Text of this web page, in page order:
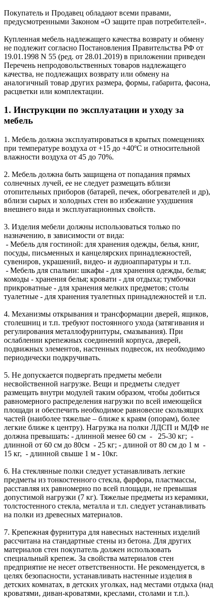
Покупатель и Продавец обладают всеми правами,
предусмотренными Законом «О защите прав потребителей».
Купленная мебель надлежащего качества возврату и обмену
не подлежит согласно Постановления Правительства РФ от
19.01.1998 N 55 (ред. от 28.01.2019) в приложении приведен
Перечень непродовольственных товаров надлежащего
качества, не подлежащих возврату или обмену на
аналогичный товар других размера, формы, габарита, фасона,
расцветки или комплектации.
1. Инструкции по эксплуатации и уходу за
мебель
1. Мебель должна эксплуатироваться в крытых помещениях
при температуре воздуха от +15 до +40ºС и относительной
влажности воздуха от 45 до 70%.
2. Мебель должна быть защищена от попадания прямых
солнечных лучей, ее не следует размещать вблизи
отопительных приборов (батарей, печек, обогревателей и др),
вблизи сырых и холодных стен во избежание ухудшения
внешнего вида и эксплуатационных свойств.
3. Изделия мебели должны использоваться только по
назначению, в зависимости от вида:
- Мебель для гостиной: для хранения одежды, белья, книг,
посуды, письменных и канцелярских принадлежностей,
сувениров, украшений, видео- и аудиоаппаратуры и т.п.
- Мебель для спальни: шкафы - для хранения одежды, белья;
комоды - хранения белья; кровати - для отдыха; тумбочки
прикроватные - для хранения мелких предметов; столы
туалетные - для хранения туалетных принадлежностей и т.п.
4. Механизмы открывания и трансформации дверей, ящиков,
столешниц и т.п. требуют постоянного ухода (затягивания и
регулирования металлофурнитуры, смазывания). При
ослаблении крепежных соединений корпуса, дверей,
подвижных элементов, настенных подвесок, их необходимо
периодически подкручивать.
5. Не допускается подвергать предметы мебели
несвойственной нагрузке. Вещи и предметы следует
размещать внутри модулей таким образом, чтобы добиться
равномерного распределения нагрузки по всей имеющейся
площади и обеспечить необходимое равновесие скользящих
частей (наиболее тяжелые – ближе к краям (опорам), более
легкие ближе к центру). Нагрузка на полки ЛДСП и МДФ не
должна превышать: - длинной менее 60 см - 25-30 кг; -
длинной от 60 см до 80см - 25 кг; - длиной от 80 см до 1 м -
15 кг, - длинной свыше 1 м - 10кг.
6. На стеклянные полки следует устанавливать легкие
предметы из тонкостенного стекла, фарфора, пластмассы,
расставляя их равномерно по всей площади, не превышая
допустимой нагрузки (7 кг). Тяжелые предметы из керамики,
толстостенного стекла, металла и т.п. следует устанавливать
на полки из древесных материалов.
7. Крепежная фурнитура для навесных настенных изделий
рассчитана на стандартные стены из бетона. Для других
материалов стен покупатель должен использовать
специальный крепеж. За свойства материалов стен
предприятие не несет ответственности. Не рекомендуется, в
целях безопасности, устанавливать настенные изделия в
детских комнатах, в детских уголках, над местами отдыха (над
кроватями, диван-кроватями, креслами, столами и т.п.).